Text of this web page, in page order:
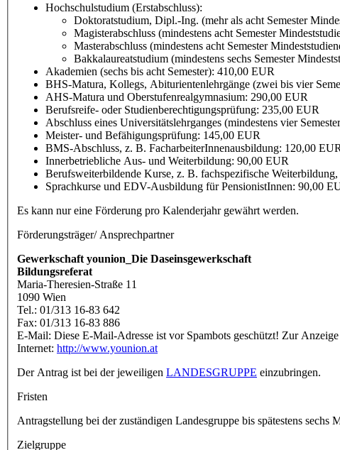
Hochschulstudium (Erstabschluss):
Doktoratstudium, Dipl.-Ing. (mehr als acht Semester
Magisterabschluss (mindestens acht Semester
Masterabschluss (mindestens acht Semester
Bakkalaureatstudium (mindestens sechs Semester
Akademien (sechs bis acht Semester): 410,00 EUR
BHS-Matura, Kollegs, Abiturientenlehrgänge (zwei bis vier
AHS-Matura und Oberstufenrealgymnasium: 290,00 EUR
Berufsreife- oder Studienberechtigungsprüfung: 235,00 EUR
Abschluss eines Universitätslehrganges (mindestens vier
Meister- und Befähigungsprüfung: 145,00 EUR
BMS-Abschluss, z. B. FacharbeiterInnenausbildung: 120,00 EUR
Innerbetriebliche Aus- und Weiterbildung: 90,00 EUR
Berufsweiterbildende Kurse, z. B. fachspezifische
Sprachkurse und EDV-Ausbildung für PensionistInnen: 90,00
Es kann nur eine Förderung pro Kalenderjahr gewährt werden.
Förderungsträger/ Ansprechpartner
Gewerkschaft younion_Die Daseinsgewerkschaft
Bildungsreferat
Maria-Theresien-Straße 11
1090 Wien
Tel.: 01/313 16-83 642
Fax: 01/313 16-83 886
E-Mail: Diese E-Mail-Adresse ist vor Spambots geschützt! Zur Anzeige
Internet: http://www.younion.at
Der Antrag ist bei der jeweiligen LANDESGRUPPE einzubringen.
Fristen
Antragstellung bei der zuständigen Landesgruppe bis spätestens
Zielgruppe